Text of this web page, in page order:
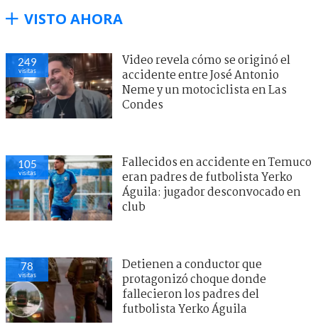
VISTO AHORA
249
visitas
Video revela cómo se originó el
accidente entre José Antonio
Neme y un motociclista en Las
Condes
105
visitas
Fallecidos en accidente en Temuco
eran padres de futbolista Yerko
Águila: jugador desconvocado en
club
78
visitas
Detienen a conductor que
protagonizó choque donde
fallecieron los padres del
futbolista Yerko Águila